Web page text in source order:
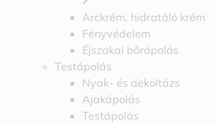
Arckrém, hidratáló krém
Fényvédelem
Éjszakai bőrápolás
Testápolás
Nyak- és dekoltázs
Ajakápolás
Testápolás